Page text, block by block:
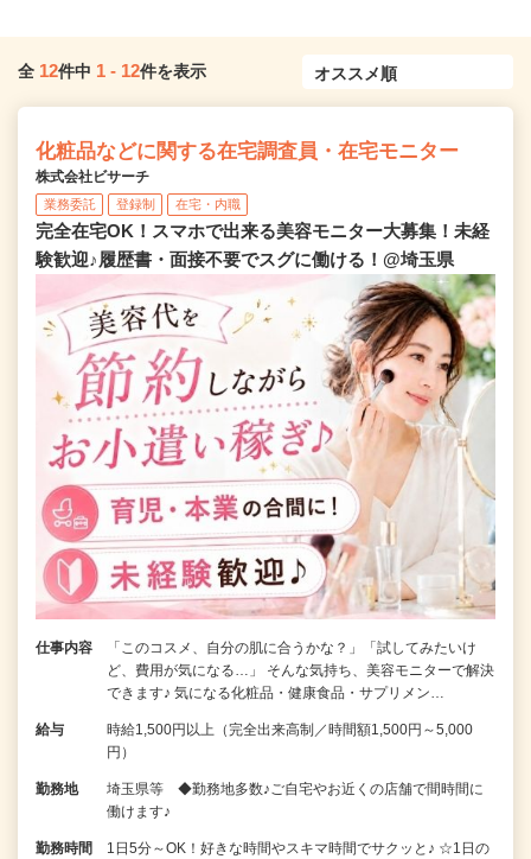
全 12件中 1 - 12件を表示
化粧品などに関する在宅調査員・在宅モニター
株式会社ビサーチ
業務委託 登録制 在宅・内職
完全在宅OK！スマホで出来る美容モニター大募集！未経
験歓迎♪履歴書・面接不要でスグに働ける！@埼玉県
仕事内容
「このコスメ、自分の肌に合うかな？」「試してみたいけ
ど、費用が気になる…」 そんな気持ち、美容モニターで解決
できます♪ 気になる化粧品・健康食品・サプリメン…
給与
時給1,500円以上（完全出来高制／時間額1,500円～5,000
円）
勤務地
埼玉県等 ◆勤務地多数♪ご自宅やお近くの店舗で間時間に
働けます♪
勤務時間
1日5分～OK！好きな時間やスキマ時間でサクッと♪ ☆1日の